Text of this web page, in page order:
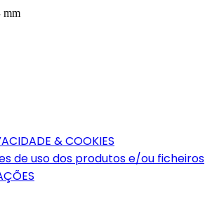
mm
& COOKIES
de uso dos produtos e/ou ficheiros